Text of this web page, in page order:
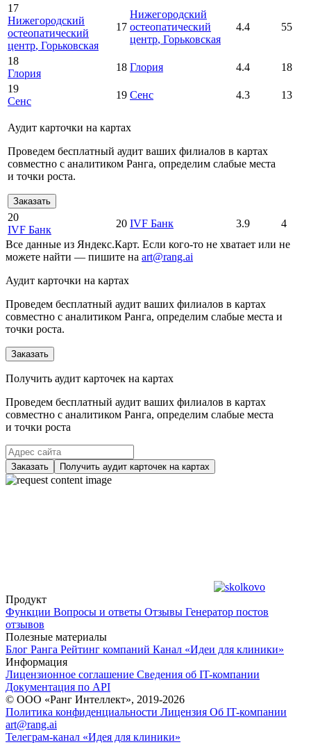
17
Нижегородский
остеопатический
центр, Горьковская
17
Нижегородский
остеопатический
центр, Горьковская
4.4 55
18
Глория
18 Глория 4.4
18
19
Сенс
19 Сенс 4.3 13
Аудит карточки на картах
Проведем бесплатный аудит ваших филиалов в картах
совместно с аналитиком Ранга, определим слабые места
и точки роста.
Заказать
20
IVF Банк
20 IVF Банк 3.9
4
Все данные из Яндекс.Карт. Если кого-то не хватает или не
можете найти — пишите на art@rang.ai
Аудит карточки на картах
Проведем бесплатный аудит ваших филиалов в картах
совместно с аналитиком Ранга, определим слабые места и
точки роста.
Заказать
Получить аудит карточек на картах
Проведем бесплатный аудит ваших филиалов в картах
совместно с аналитиком Ранга, определим слабые места
и точки роста
Заказать Получить аудит карточек на картах
Продукт
Функции Вопросы и ответы Отзывы Генератор постов
отзывов
Полезные материалы
Блог Ранга Рейтинг компаний Канал «Идеи для клиники»
Информация
Лицензионное соглашение Сведения об IT-компании
Документация по API
© ООО «Ранг Интеллект», 2019-2026
Политика конфиденциальности Лицензия Об IT-компании
art@rang.ai
Телеграм-канал «Идея для клиники»